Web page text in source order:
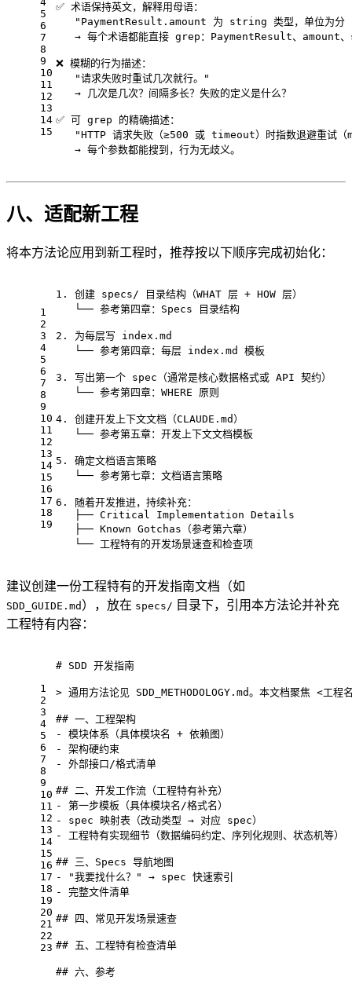
5
6
7
8
9
10
11
12
13
14
15
✅ 术语保持英文，解释用母语：
"PaymentResult.amount 为 string 类型，单位为分
→ 每个术语都能直接 grep：PaymentResult、amount
❌ 模糊的行为描述：
   "请求失败时重试几次就行。"
   → 几次是几次？间隔多长？失败的定义是什么？
✅ 可 grep 的精确描述：
"HTTP 请求失败（≥500 或 timeout）时指数退避重
   → 每个参数都能搜到，行为无歧义。
八、适配新工程
将本方法论应用到新工程时，推荐按以下顺序完成初始化：
1
2
3
4
5
6
7
8
9
10
11
12
13
14
15
16
17
18
19
1. 创建 specs/ 目录结构（WHAT 层 + HOW 层）
   └── 参考第四章：Specs 目录结构
2. 为每层写 index.md
   └── 参考第四章：每层 index.md 模板
3. 写出第一个 spec（通常是核心数据格式或 API 契约）
   └── 参考第四章：WHERE 原则
4. 创建开发上下文文档（CLAUDE.md）
   └── 参考第五章：开发上下文文档模板
5. 确定文档语言策略
   └── 参考第七章：文档语言策略
6. 随着开发推进，持续补充：
   ├── Critical Implementation Details
   ├── Known Gotchas（参考第六章）
   └── 工程特有的开发场景速查和检查项
建议创建一份工程特有的开发指南文档（如
SDD_GUIDE.md ），放在 specs/ 目录下，引用本方法论并补充
工程特有内容：
1
2
3
4
5
6
7
8
9
10
11
12
13
14
15
16
17
18
19
20
21
22
23
# SDD 开发指南
> 通用方法论见 SDD _METHODOLOGY.md。本文档聚焦 <工
## 一、工程架构
- 模块体系（具体模块名 + 依赖图）
- 架构硬约束
- 外部接口/格式清单
## 二、开发工作流（工程特有补充）
- 第一步模板（具体模块名/格式名）
- spec 映射表（改动类型 → 对应 spec）
- 工程特有实现细节（数据编码约定、序列化规则、状态机等）
## 三、Specs 导航地图
- "我要找什么？" → spec 快速索引
- 完整文件清单
## 四、常见开发场景速查
## 五、工程特有检查清单
## 六、参考